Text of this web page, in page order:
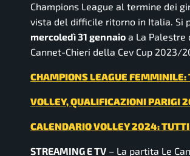
Champions League al termine dei
vista del difficile ritorno in Italia. Si
mercoledì 31 gennaio a La Palestre
Cannet-Chieri della Cev Cup 2023/
CHAMPIONS LEAGUE FEMMINILE:
VOLLEY, QUALIFICAZIONI PARIGI
CALENDARIO VOLLEY 2024:
STREAMING E TV – La partita Le